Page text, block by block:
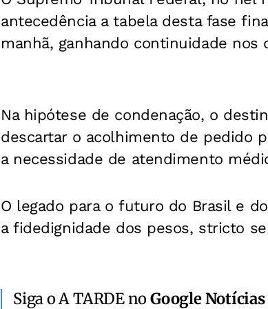
antecedência a tabela desta fase
manhã, ganhando continuidade nos
Na hipótese de condenação, o
descartar o acolhimento de pedido
a necessidade de atendimento
O legado para o futuro do Brasil e
a fidedignidade dos pesos, stricto
Siga o A TARDE noGoogle Notícias